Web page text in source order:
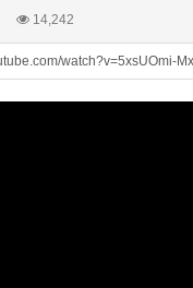
14,242
watch?v=5xsUOmi-